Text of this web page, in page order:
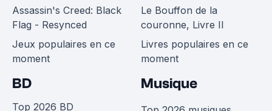
Assassin's Creed: Black
Flag - Resynced
Jeux populaires en ce
moment
Le Bouffon de la
couronne, Livre II
Livres populaires en ce
moment
BD
Top 2026 BD
Musique